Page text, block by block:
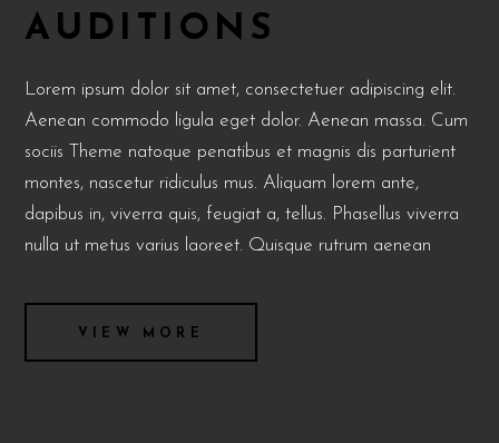
AUDITIONS
Lorem ipsum dolor sit amet, consectetuer adipiscing elit.
Aenean commodo ligula eget dolor. Aenean massa. Cum
sociis Theme natoque penatibus et magnis dis parturient
montes, nascetur ridiculus mus. Aliquam lorem ante,
dapibus in, viverra quis, feugiat a, tellus. Phasellus viverra
nulla ut metus varius laoreet. Quisque rutrum aenean
VIEW MORE